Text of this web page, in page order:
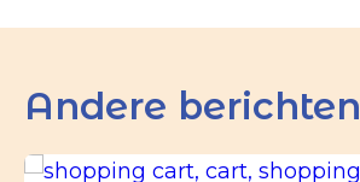
Andere berichten